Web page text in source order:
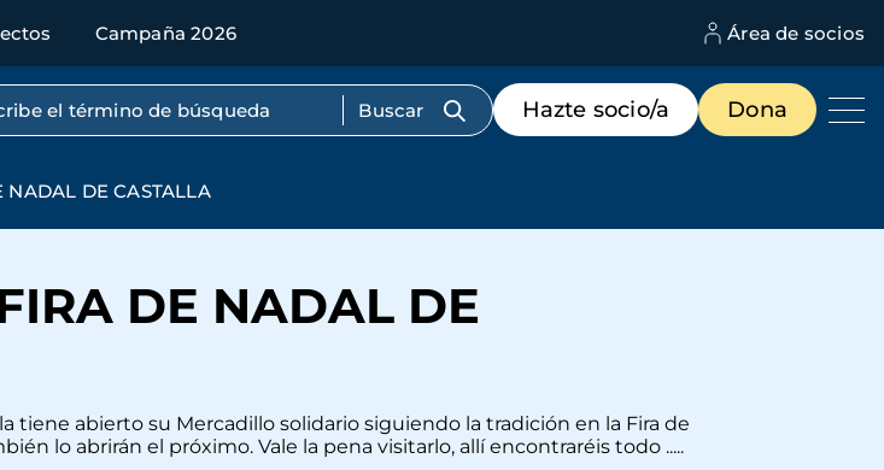
Campaña 2026 Área de socios
por texto completo
Menú
de
destacados
Hazte socio/a Dona
DE CASTALLA
DE NADAL DE
tiene abierto su Mercadillo solidario siguiendo la tradición en la Fira de
lo abrirán el próximo. Vale la pena visitarlo, allí encontraréis todo .....